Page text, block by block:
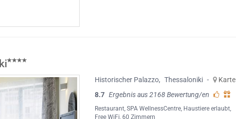
Historischer Palazzo, Thessaloniki -
Karte
8.7 Ergebnis aus 2168 Bewertung/en
Restaurant,SPA WellnessCentre, Haustiere erlaubt,
Free WiFi, 60 Zimmern